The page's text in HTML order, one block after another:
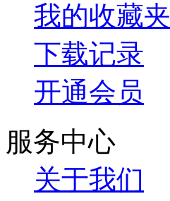
我的收藏夹
下载记录
开通会员
服务中心
关于我们